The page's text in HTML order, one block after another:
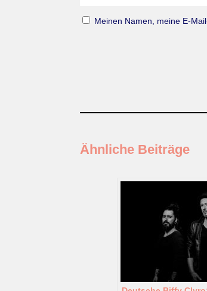
Meinen Namen, meine E-
Ähnliche Beiträge